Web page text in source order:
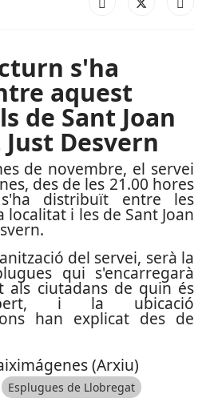
s'ha
aquest
de Sant Joan
Desvern
de novembre, el servei
des de les 21.00 hores
distribuït entre les
localitat i les de Sant Joan
del servei, serà la
qui s'encarregarà
als ciutadans de quin és
i la ubicació
han explicat des de
(Arxiu)
Esplugues de Llobregat